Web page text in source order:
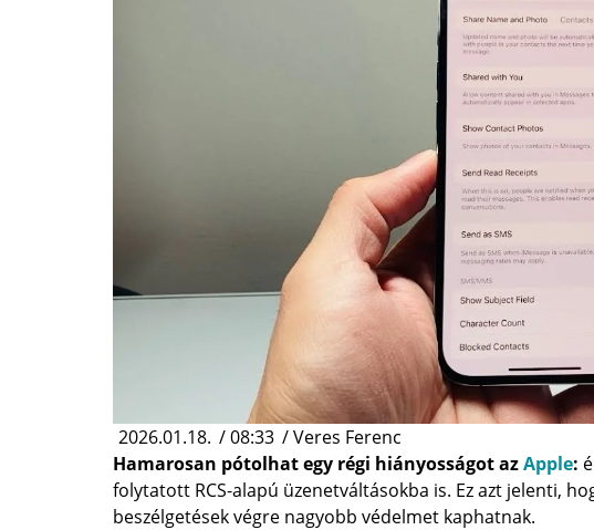
2026.01.18. /08:33 /Veres Ferenc
Hamarosan pótolhat egy régi hiányosságot azApple:
folytatott RCS-alapú üzenetváltásokba is. Ez azt jelenti,
beszélgetések végre nagyobb védelmet kaphatnak.